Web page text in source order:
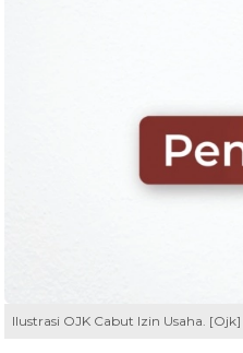
Ilustrasi OJK Cabut Izin Usaha. [Ojk]